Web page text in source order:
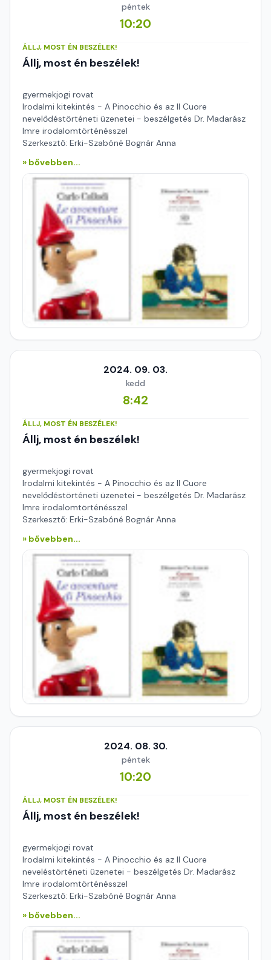
péntek
10:20
ÁLLJ, MOST ÉN BESZÉLEK!
Állj, most én beszélek!
gyermekjogi rovat
Irodalmi kitekintés - A Pinocchio és az Il Cuore
nevelődéstörténeti üzenetei - beszélgetés Dr. Madarász
Imre irodalomtörténésszel
Szerkesztő: Erki-Szabóné Bognár Anna
» bővebben...
2024. 09. 03.
kedd
8:42
ÁLLJ, MOST ÉN BESZÉLEK!
Állj, most én beszélek!
gyermekjogi rovat
Irodalmi kitekintés - A Pinocchio és az Il Cuore
nevelődéstörténeti üzenetei - beszélgetés Dr. Madarász
Imre irodalomtörténésszel
Szerkesztő: Erki-Szabóné Bognár Anna
» bővebben...
2024. 08. 30.
péntek
10:20
ÁLLJ, MOST ÉN BESZÉLEK!
Állj, most én beszélek!
gyermekjogi rovat
Irodalmi kitekintés - A Pinocchio és az Il Cuore
neveléstörténeti üzenetei - beszélgetés Dr. Madarász
Imre irodalomtörténésszel
Szerkesztő: Erki-Szabóné Bognár Anna
» bővebben...